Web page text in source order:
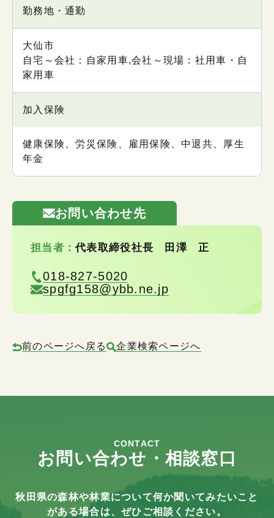
勤務地・通勤
大仙市
自宅～会社：自家用車,会社～現場：社用車・自
家用車
加入保険
健康保険、労災保険、雇用保険、中退共、厚生
年金
お問い合わせ先
担当者：代表取締役社長 田澤 正
018-827-5020
spgfg158@ybb.ne.jp
前のページへ戻る 企業検索ページへ
CONTACT
お問い合わせ・相談窓口
秋田県の森林や林業について何か聞いてみたいこと
がある場合は、ぜひご相談ください。